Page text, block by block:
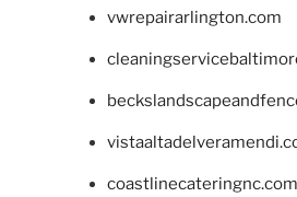
vwrepairarlington.com
coastlinecateringnc.com